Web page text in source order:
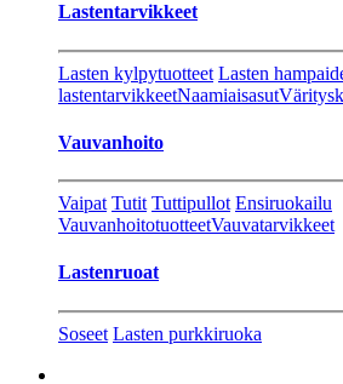
Lastentarvikkeet
Lasten kylpytuotteet Lasten
lastentarvikkeetNaamiaisasut
Vauvanhoito
Vaipat Tutit Tuttipullot Ensiruokailu
VauvanhoitotuotteetVauvatarvikkeet
Lastenruoat
Soseet Lasten purkkiruoka